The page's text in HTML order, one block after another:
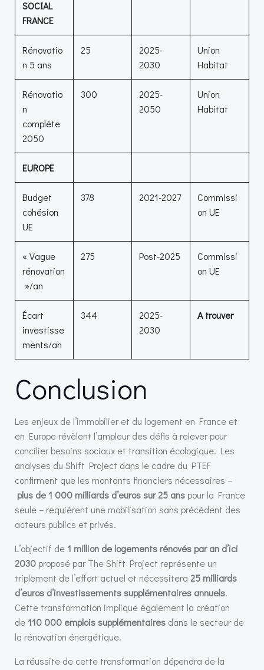
SOCIAL
FRANCE
Rénovatio
n 5 ans
25
2025-
2030
Union
Habitat
Rénovatio
n
complète
2050
300
2025-
2050
Union
Habitat
EUROPE
Budget
cohésion
UE
378 2021-2027
Commissi
on UE
« Vague
rénovation
»/an
275 Post-2025
Commissi
on UE
Écart
investisse
ments/an
344
2025-
2030
A trouver
Conclusion
Les enjeux de l’immobilier et du logement en France et
en Europe révèlent l’ampleur des défis à relever pour
concilier besoins sociaux et transition écologique. Les
analyses du Shift Project dans le cadre du PTEF
confirment que les montants financiers nécessaires –
plus de 1 000 milliards d’euros sur 25 ans pour la France
seule – requièrent une mobilisation sans précédent des
acteurs publics et privés.
L’objectif de1 million de logements rénovés par an d’ici
2030 proposé par The Shift Project représente un
triplement de l’effort actuel et nécessitera 25 milliards
d’euros d’investissements supplémentaires annuels.
Cette transformation implique également la création
de110 000 emplois supplémentaires dans le secteur de
la rénovation énergétique.
La réussite de cette transformation dépendra de la